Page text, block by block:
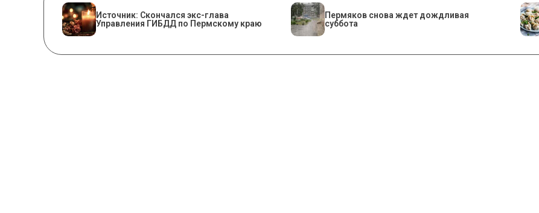
Источник: Скончался экс-глава
Управления ГИБДД по Пермскому краю
Пермяков снова ждет дождливая
суббота